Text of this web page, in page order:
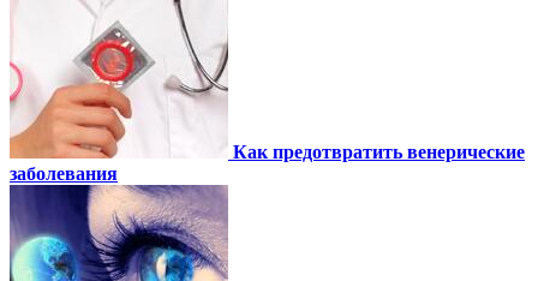
Как предотвратить венерические
заболевания